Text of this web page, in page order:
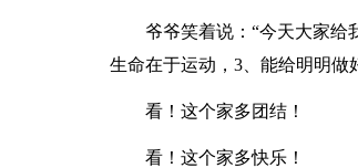
爷爷笑着说：“今天大家给
生命在于运动，3、能给明明做
看！这个家多团结！
看！这个家多快乐！